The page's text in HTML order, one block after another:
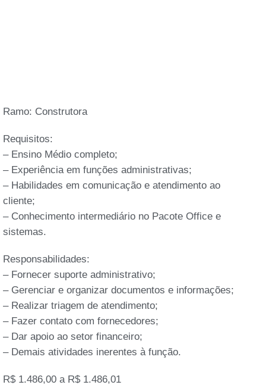
Ramo: Construtora
Requisitos:
– Ensino Médio completo;
– Experiência em funções administrativas;
– Habilidades em comunicação e atendimento ao
cliente;
– Conhecimento intermediário no Pacote Office e
sistemas.
Responsabilidades:
– Fornecer suporte administrativo;
– Gerenciar e organizar documentos e informações;
– Realizar triagem de atendimento;
– Fazer contato com fornecedores;
– Dar apoio ao setor financeiro;
– Demais atividades inerentes à função.
R$ 1.486,00 a R$ 1.486,01